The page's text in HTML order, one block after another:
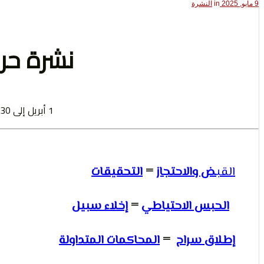
9 مايو, 2025 in النشرة
نشرة
1 أبريل إلى 30 أبريل 2025
القبض والاحتجاز=التحقيقات
الحبس الاحتياطي=إخلاء سبيل
إطلاق سراح =المحاكمات المتداولة